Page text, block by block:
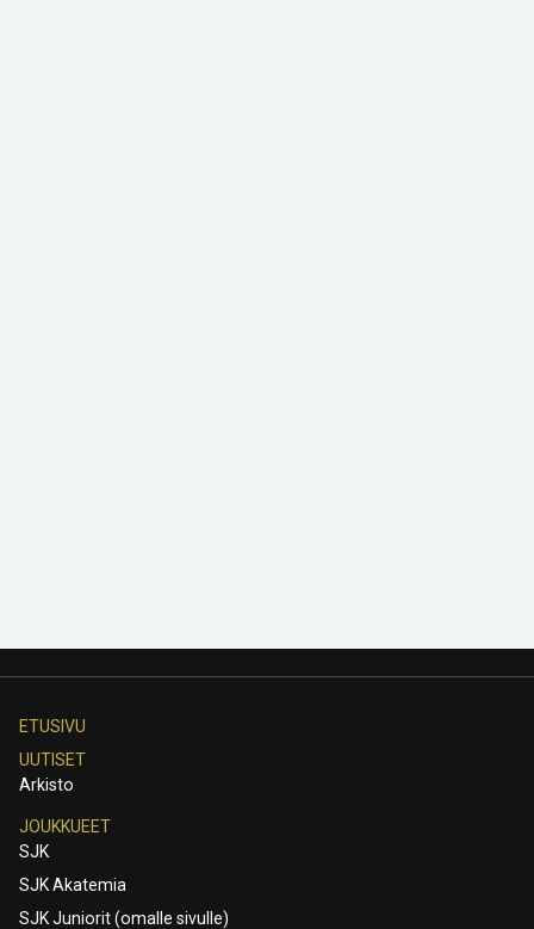
ETUSIVU
UUTISET
Arkisto
JOUKKUEET
SJK
SJK Akatemia
SJK Juniorit (omalle sivulle)